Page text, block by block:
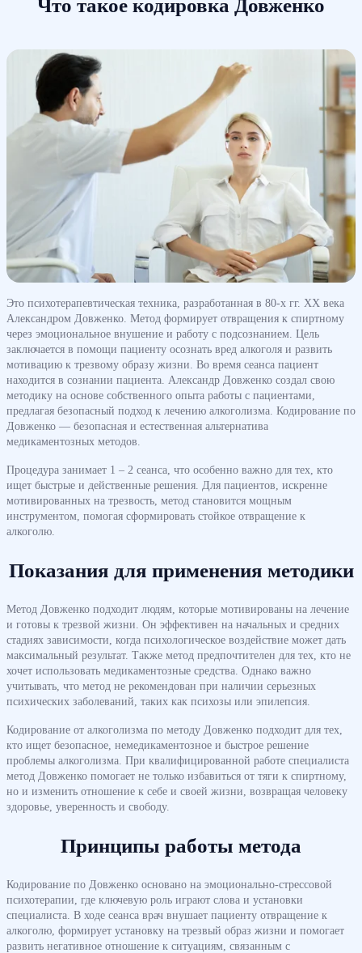
Что такое кодировка Довженко
Это психотерапевтическая техника, разработанная в 80-х гг. ХХ века
Александром Довженко. Метод формирует отвращения к спиртному
через эмоциональное внушение и работу с подсознанием. Цель
заключается в помощи пациенту осознать вред алкоголя и развить
мотивацию к трезвому образу жизни. Во время сеанса пациент
находится в сознании пациента. Александр Довженко создал свою
методику на основе собственного опыта работы с пациентами,
предлагая безопасный подход к лечению алкоголизма. Кодирование по
Довженко — безопасная и естественная альтернатива
медикаментозных методов.
Процедура занимает 1 – 2 сеанса, что особенно важно для тех, кто
ищет быстрые и действенные решения. Для пациентов, искренне
мотивированных на трезвость, метод становится мощным
инструментом, помогая сформировать стойкое отвращение к
алкоголю.
Показания для применения методики
Метод Довженко подходит людям, которые мотивированы на лечение
и готовы к трезвой жизни. Он эффективен на начальных и средних
стадиях зависимости, когда психологическое воздействие может дать
максимальный результат. Также метод предпочтителен для тех, кто не
хочет использовать медикаментозные средства. Однако важно
учитывать, что метод не рекомендован при наличии серьезных
психических заболеваний, таких как психозы или эпилепсия.
Кодирование от алкоголизма по методу Довженко подходит для тех,
кто ищет безопасное, немедикаментозное и быстрое решение
проблемы алкоголизма. При квалифицированной работе специалиста
метод Довженко помогает не только избавиться от тяги к спиртному,
но и изменить отношение к себе и своей жизни, возвращая человеку
здоровье, уверенность и свободу.
Принципы работы метода
Кодирование по Довженко основано на эмоционально-стрессовой
психотерапии, где ключевую роль играют слова и установки
специалиста. В ходе сеанса врач внушает пациенту отвращение к
алкоголю, формирует установку на трезвый образ жизни и помогает
развить негативное отношение к ситуациям, связанным с